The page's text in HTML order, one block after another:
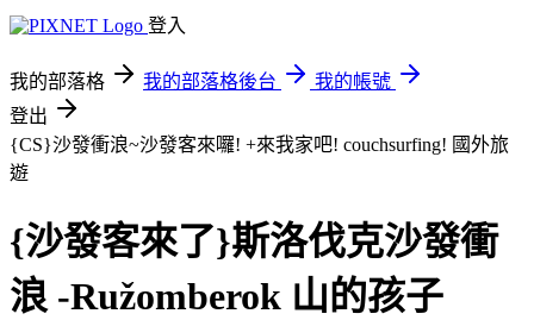
登入
我的部落格 我的部落格後台
我的帳號
登出
{CS}沙發衝浪~沙發客來囉! +來我家吧! couchsurfing! 國外旅
遊
{沙發客來了}斯洛伐克沙發衝
浪 -Ružomberok 山的孩子